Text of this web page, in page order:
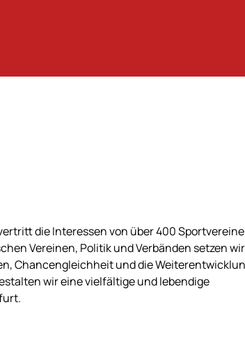
die Interessen von über 400
Vereinen, Politik und Verbänden setzen
Chancengleichheit und die
wir eine vielfältige und lebendige